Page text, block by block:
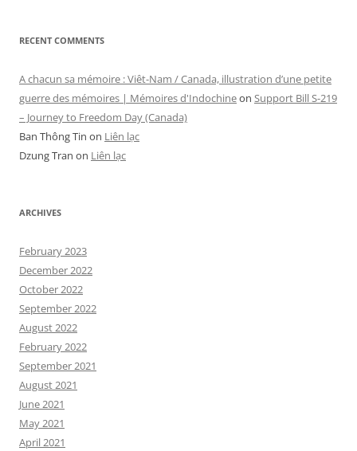
RECENT COMMENTS
A chacun sa mémoire : Viêt-Nam / Canada, illustration d’une petite
guerre des mémoires | Mémoires d'Indochineon Support Bill S-219
– Journey to Freedom Day (Canada)
Ban Thông Tin on Liên lạc
Dzung Tran on Liên lạc
ARCHIVES
February 2023
December 2022
October 2022
September 2022
August 2022
February 2022
September 2021
August 2021
June 2021
May 2021
April 2021